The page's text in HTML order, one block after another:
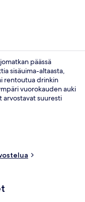
päässä
sisäuima-altaasta,
rentoutua drinkin
vuorokauden auki
arvostavat suuresti
yhteyksistä:
sijaitsee vain